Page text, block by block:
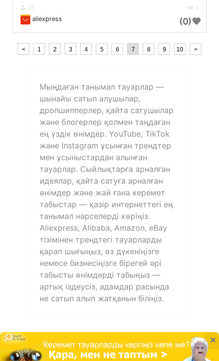
DE 3
aliexpress (0)
< 1 2 3 4 5 6 7 8 9 10 >
Мыңдаған танымал тауарлар —
шынайы сатып алушылар,
дропшипперлер, қайта сатушылар
және блогерлер қолмен таңдаған
ең үздік өнімдер. YouTube, TikTok
және Instagram ұсынған трендтер
мен ұсыныстардан алынған
тауарлар. Сыйлықтарға арналған
идеялар, қайта сатуға арналған
өнімдер және жай ғана керемет
табыстар — қазір интернеттегі ең
танымал нәрселерді көріңіз.
Aliexpress, Alibaba, Amazon, eBay
тізімінен трендтегі тауарларды
қарап шығыңыз, өз дүкеніңізге
немесе бизнесіңізге бірегей әрі
табысты өнімдерді табыңыз —
артық іздеусіз, адамдар расында
не сатып алып жатқанын біліңіз.
×